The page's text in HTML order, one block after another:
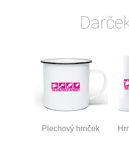
Plechový hrnček